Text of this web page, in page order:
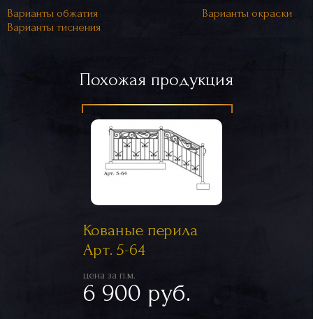
Варианты обжатия
Варианты окраски
Варианты тиснения
Похожая продукция
Кованые перила
Арт. 5-64
цена за п.м.
6 900 руб.